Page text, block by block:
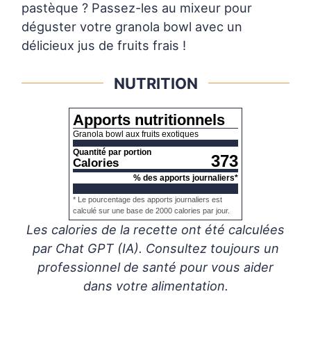
pastèque ? Passez-les au mixeur pour
déguster votre granola bowl avec un
délicieux jus de fruits frais !
NUTRITION
Apports nutritionnels
Granola bowl aux fruits exotiques
Quantité par portion
Calories 373
% des apports journaliers*
* Le pourcentage des apports journaliers est
calculé sur une base de 2000 calories par jour.
Les calories de la recette ont été calculées
par Chat GPT (IA). Consultez toujours un
professionnel de santé pour vous aider
dans votre alimentation.